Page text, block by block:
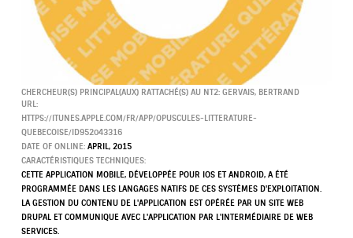
CHERCHEUR(S) PRINCIPAL(AUX) RATTACHÉ(S) AU NT2: GERVAIS, BERTRAND
URL:
HTTPS://ITUNES.APPLE.COM/FR/APP/OPUSCULES-LITTERATURE-
QUEBECOISE/ID952043316
DATE OF ONLINE: APRIL, 2015
CARACTÉRISTIQUES TECHNIQUES:
CETTE APPLICATION MOBILE, DÉVELOPPÉE POUR IOS ET ANDROID, A ÉTÉ
PROGRAMMÉE DANS LES LANGAGES NATIFS DE CES SYSTÈMES D'EXPLOITATION.
LA GESTION DU CONTENU DE L'APPLICATION EST OPÉRÉE PAR UN SITE WEB
DRUPAL ET COMMUNIQUE AVEC L'APPLICATION PAR L'INTERMÉDIAIRE DE WEB
SERVICES.